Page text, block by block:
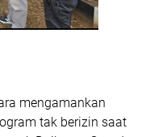
mengamankan
tak berizin saat